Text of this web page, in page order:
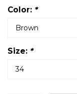
Color: *
Size: *